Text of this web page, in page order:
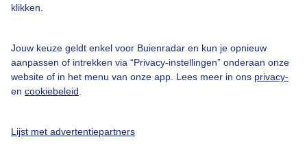
klikken.
Jouw keuze geldt enkel voor Buienradar en kun je opnieuw
aanpassen of intrekken via “Privacy-instellingen” onderaan onze
website of in het menu van onze app. Lees meer in ons privacy-
en cookiebeleid
Lijst met advertentiepartners
Adverteren
Privacy beleid
Cookie beleid